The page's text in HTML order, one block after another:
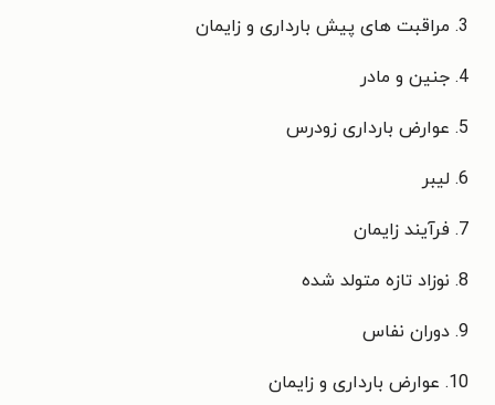
3. مراقبت های پیش بارداری و زایمان
4. جنین و مادر
5. عوارض بارداری زودرس
6. لیبر
7. فرآیند زایمان
8. نوزاد تازه متولد شده
9. دوران نفاس
10. عوارض بارداری و زایمان